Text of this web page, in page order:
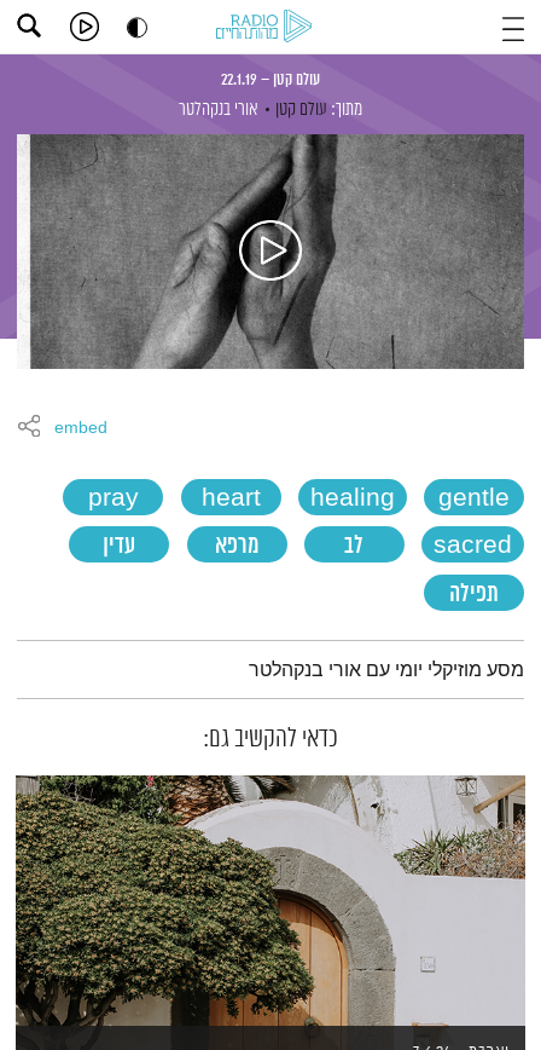
עולם קטן – 22.1.19
מתוך: עולם קטן אורי בנקהלטר
gentle
healing
heart
pray
sacred
לב מרפא
עדין
תפילה
embed
תמצית הפודקאסט
מסע מוזיקלי יומי עם אורי בנקהלטר
כדאי להקשיב גם: